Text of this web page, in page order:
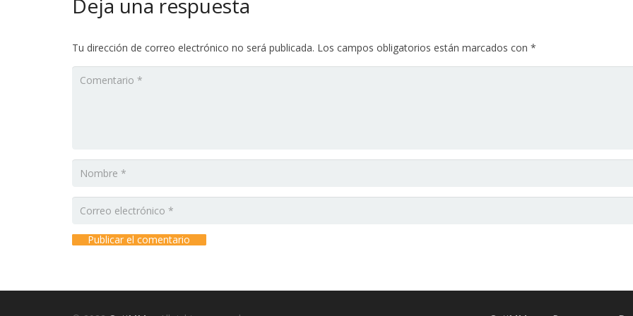
Deja una respuesta
Tu dirección de correo electrónico no será publicada. Los campos obligatorios están marcados con *
Publicar el comentario